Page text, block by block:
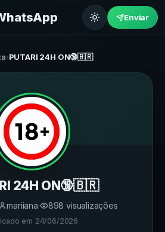
Enviar
›PUTARI 24H ON🔞🇧🇷
24H ON🔞🇧🇷
mariiana· 898 visualizações
em 24/06/2026